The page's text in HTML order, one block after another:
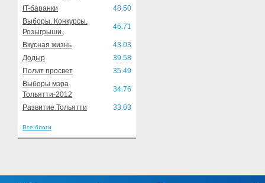
IT-баранки
48.50
Выборы. Конкурсы.
Розыгрыши.
46.71
Вкусная жизнь
43.03
Додыр
39.58
Полит просвет
35.49
Выборы мэра
Тольятти-2012
34.76
Развитие Тольятти 33.03
Все блоги